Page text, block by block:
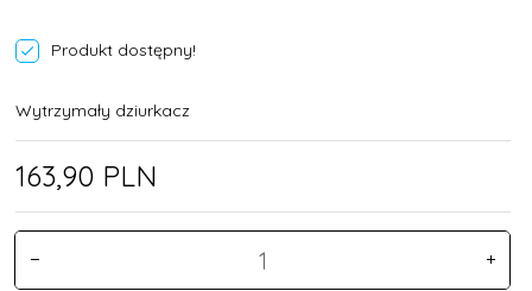
Produkt dostępny!
Wytrzymały dziurkacz
163,90 PLN